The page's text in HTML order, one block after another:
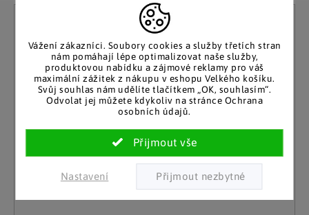
Vážení zákazníci. Soubory cookies a služby třetích stran
nám pomáhají lépe optimalizovat naše služby,
produktovou nabídku a zájmové reklamy pro váš
maximální zážitek z nákupu v eshopu Velkého košíku.
Svůj souhlas nám udělíte tlačítkem „OK, souhlasím“.
Odvolat jej můžete kdykoliv na stránce Ochrana
osobních údajů.
Nastavení